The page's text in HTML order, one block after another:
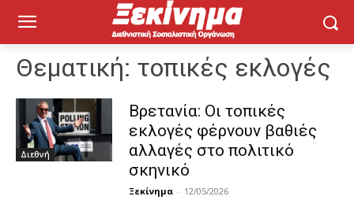
Θεματική: τοπικές εκλογές
Διεθνή
Βρετανία: Οι τοπικές
εκλογές φέρνουν βαθιές
αλλαγές στο πολιτικό
σκηνικό
Ξεκίνημα - 12/05/2026